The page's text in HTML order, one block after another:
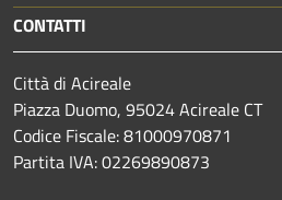
CONTATTI
Città di Acireale
Piazza Duomo, 95024 Acireale CT
Codice Fiscale: 81000970871
Partita IVA: 02269890873